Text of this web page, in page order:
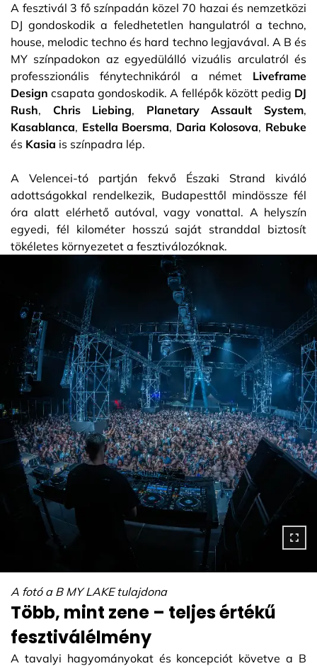
A fesztivál 3 fő színpadán közel 70 hazai és nemzetközi
DJ gondoskodik a feledhetetlen hangulatról a techno,
house, melodic techno és hard techno legjavával. A B és
MY színpadokon az egyedülálló vizuális arculatról és
professzionális fénytechnikáról a német Liveframe
Design csapata gondoskodik. A fellépők között pedig DJ
Rush, Chris Liebing, Planetary Assault System,
Kasablanca, Estella Boersma, Daria Kolosova, Rebuke
és Kasia is színpadra lép.
A Velencei-tó partján fekvő Északi Strand kiváló
adottságokkal rendelkezik, Budapesttől mindössze fél
óra alatt elérhető autóval, vagy vonattal. A helyszín
egyedi, fél kilométer hosszú saját stranddal biztosít
tökéletes környezetet a fesztiválozóknak.
A fotó a B MY LAKE tulajdona
Több, mint zene – teljes értékű
fesztiválélmény
A tavalyi hagyományokat és koncepciót követve a B